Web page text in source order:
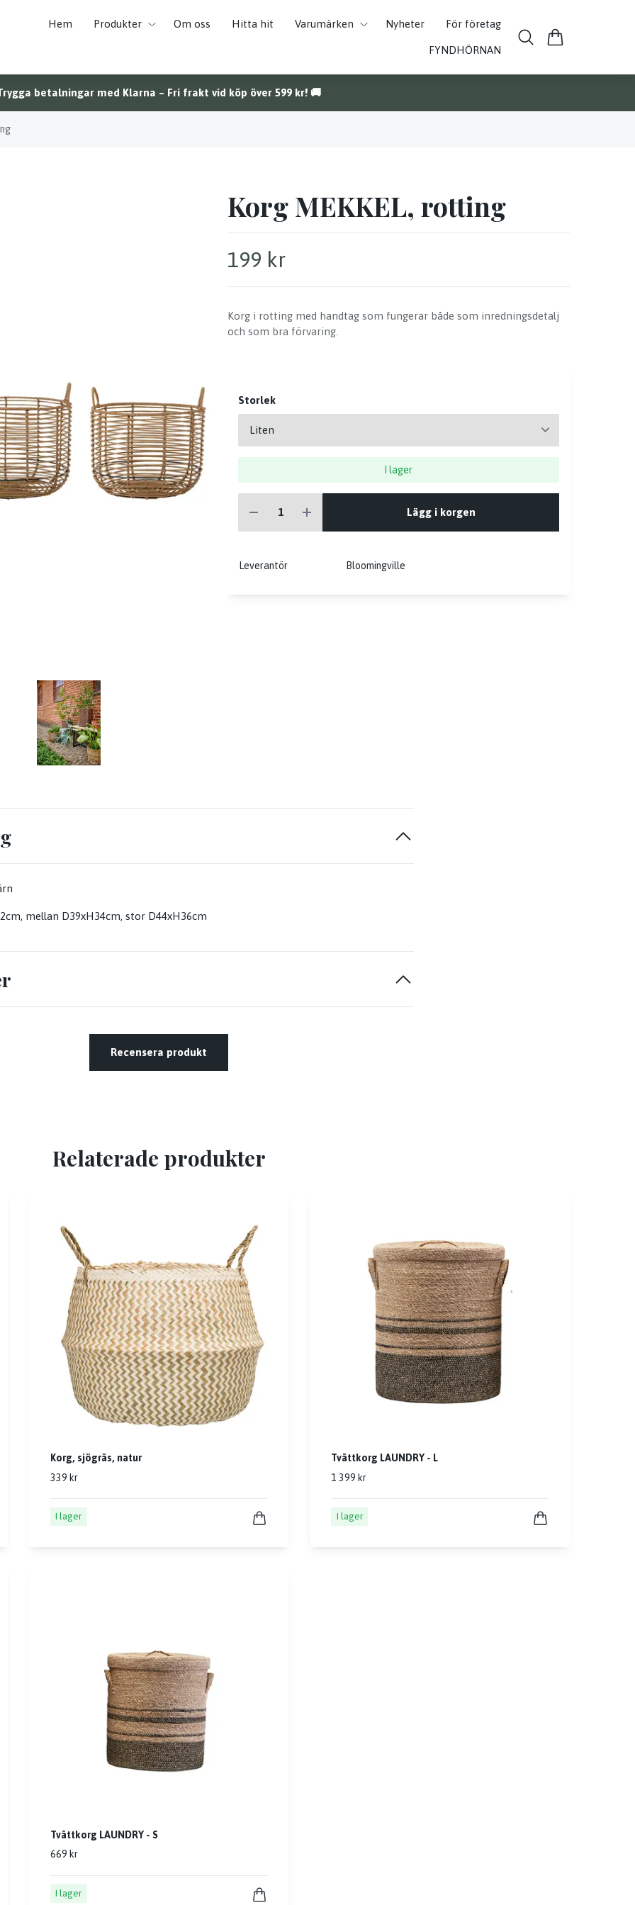
Hem Produkter Om oss Hitta hit Varumärken Nyheter För företag
FYNDHÖRNAN
betalningar med Klarna – Fri frakt vid köp över 599 kr! 🚚
Korg MEKKEL, rotting
199 kr
Korg i rotting med handtag som fungerar både som inredningsdetalj
och som bra förvaring.
Storlek
I lager
Lägg i korgen
Leverantör Bloomingville
mellan D39xH34cm, stor D44xH36cm
Recensera produkt
Relaterade produkter
Korg, sjögräs, natur
339 kr
I lager
Tvättkorg LAUNDRY - L
1 399 kr
I lager
Tvättkorg LAUNDRY - S
669 kr
I lager